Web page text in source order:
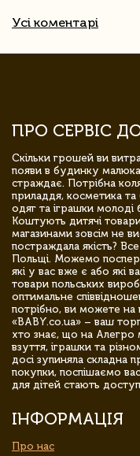
Усі коментарі
ПРО СЕРВІС
Скільки грошей ви
появи в будинку
страждає. Потрібна
приладдя, косметика та
одяг та іграшки
Коштують дитячі
магазинами зовсім не
постраждала якість?
Польщі. Можемо
які у вас вже є або які
товари польських
оптимальне
потрібно, ви можете на
«BABY.co.ua» – ваш
хто знає, що на Алегро
взуття, іграшки та
досі зупиняла складна
покупки, поспішаємо
для дітей стають
ІНФОРМАЦІЯ
Про нас